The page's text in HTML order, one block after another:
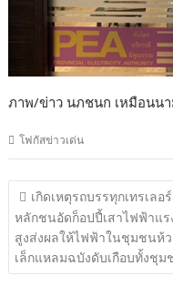
ภาพ/ข่าว นภชนก เหมือนน
โฟกัสข่าวเด่น
แนะแนว
เรื่อง
เกิดเหตุรถบรรทุกเทรเลอ
หลักชนอัดก็อปปี้เสาไฟฟ้าแร
สูงส่งผลให้ไฟฟ้าในชุมชนห้
เล็กแหลมฉบังดับเกือบทั้งชุม